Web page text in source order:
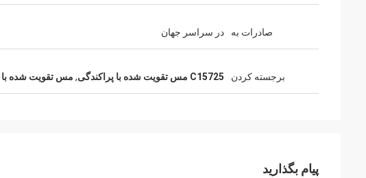
صادرات به در سراسر جهان
برجسته کردن C15725 مس تقویت شده با پراکندگی , مس تقویت شده با
پیام بگذارید